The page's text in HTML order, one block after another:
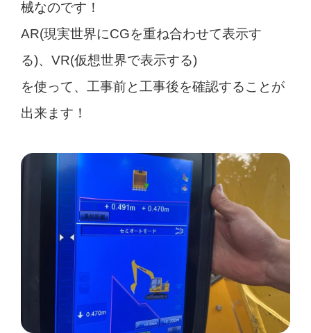
械なのです！
AR(現実世界にCGを重ね合わせて表示す
る)、VR(仮想世界で表示する)
を使って、工事前と工事後を確認することが
出来ます！